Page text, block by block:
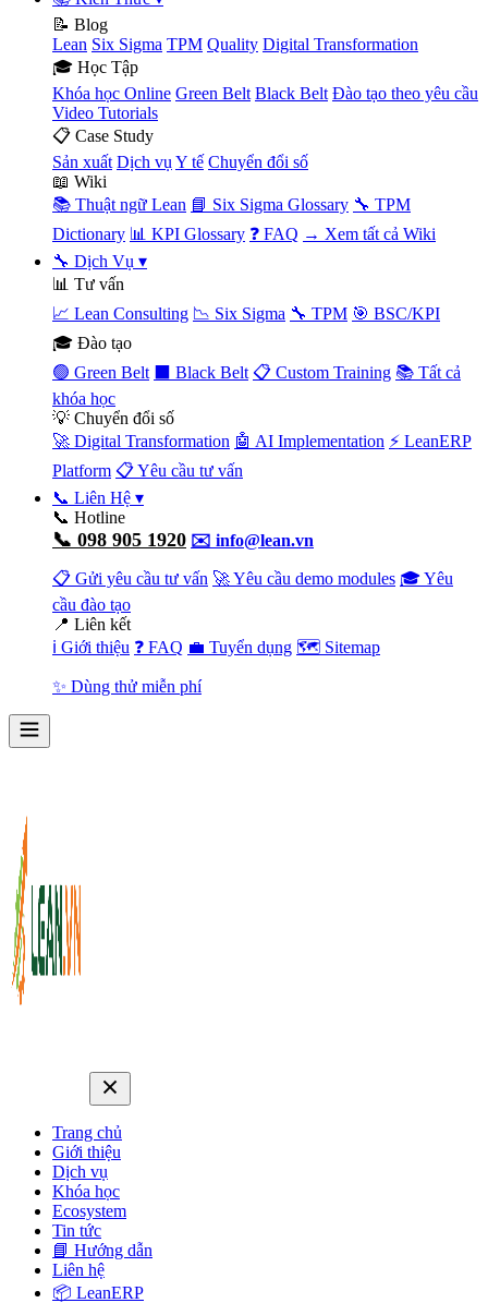
📝 Blog
Lean Six Sigma TPM Quality Digital Transformation
🎓 Học Tập
Khóa học Online Green Belt Black Belt Đào tạo theo yêu cầu
Video Tutorials
📋 Case Study
Sản xuất Dịch vụ Y tế Chuyển đổi số
📖 Wiki
📚 Thuật ngữ Lean 📘 Six Sigma Glossary 🔧 TPM
Dictionary 📊 KPI Glossary ❓ FAQ → Xem tất cả Wiki
🔧 Dịch Vụ ▾
📊 Tư vấn
📈 Lean Consulting 📉 Six Sigma 🔧 TPM 🎯 BSC/KPI
🎓 Đào tạo
🟢 Green Belt
⬛ Black Belt 📋 Custom Training 📚 Tất cả
khóa học
💡 Chuyển đổi số
🚀 Digital Transformation 🤖 AI Implementation ⚡ LeanERP
Platform 📋 Yêu cầu tư vấn
📞 Liên Hệ ▾
📞 Hotline
📞 098 905 1920 ✉️ info@lean.vn
📋 Gửi yêu cầu tư vấn 🚀 Yêu cầu demo modules 🎓 Yêu
cầu đào tạo
📍 Liên kết
ℹ️ Giới thiệu ❓ FAQ 💼 Tuyển dụng 🗺️ Sitemap
✨ Dùng thử miễn phí
Trang chủ
Giới thiệu
Dịch vụ
Khóa học
Ecosystem
Tin tức
📘 Hướng dẫn
Liên hệ
📦 LeanERP